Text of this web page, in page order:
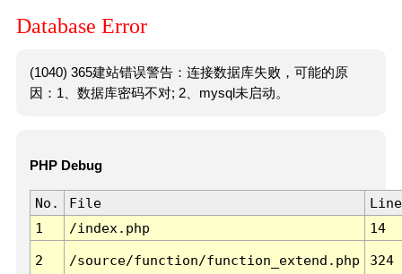
Database Error
(1040) 365建站错误警告：连接数据库失败，可能的原
因：1、数据库密码不对; 2、mysql未启动。
PHP Debug
No. File
Line
1
/index.php 14
2 /source/function/function_extend.php 324